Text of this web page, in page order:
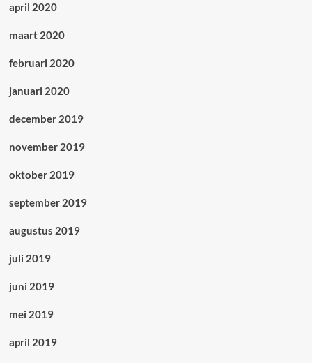
april 2020
maart 2020
februari 2020
januari 2020
december 2019
november 2019
oktober 2019
september 2019
augustus 2019
juli 2019
juni 2019
mei 2019
april 2019